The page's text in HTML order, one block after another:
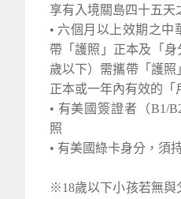
享有入境關島四十五天
• 六個月以上效期之中
帶「護照」正本及「身
歲以下）需攜帶「護照
正本或一年內有效的「
• 有美國簽證者（B1/
照
• 有美國綠卡身分，須
※18歲以下小孩若無與